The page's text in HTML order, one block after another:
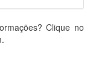
Clique no